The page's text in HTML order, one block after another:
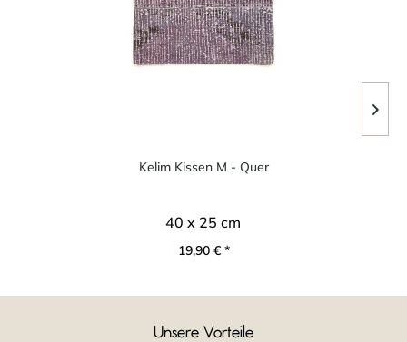
Kelim Kissen M - Quer
40 x 25 cm
19,90 € *
Unsere Vorteile